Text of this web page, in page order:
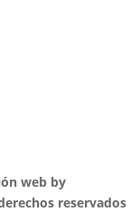
web by
reservados